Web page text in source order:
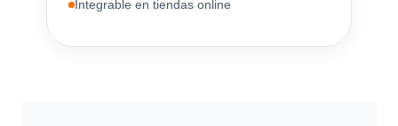
Integrable en tiendas online